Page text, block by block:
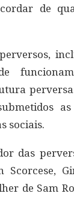
de
sociais.
das
de Sam